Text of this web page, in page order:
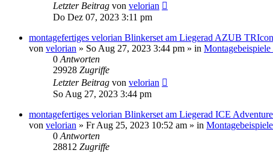
Letzter Beitrag von velorian
Do Dez 07, 2023 3:11 pm
montagefertiges velorian Blinkerset am Liegerad AZUB
von velorian » So Aug 27, 2023 3:44 pm » in
0Antworten
29928 Zugriffe
Letzter Beitrag von velorian
So Aug 27, 2023 3:44 pm
montagefertiges velorian Blinkerset am Liegerad ICE
von velorian » Fr Aug 25, 2023 10:52 am » in
0Antworten
28812 Zugriffe